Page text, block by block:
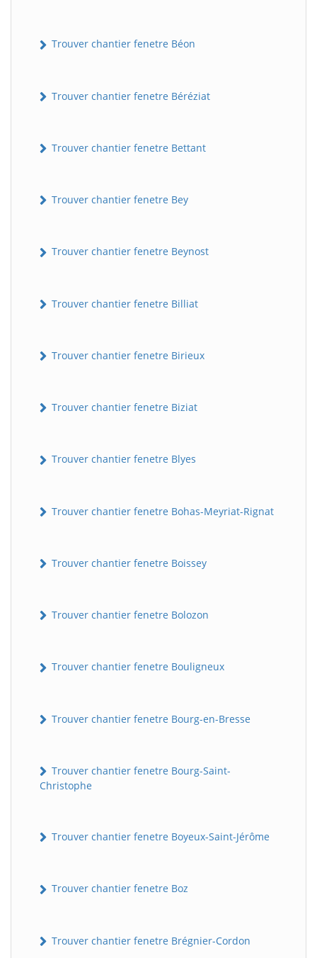
Trouver chantier fenetre Béon
Trouver chantier fenetre Béréziat
Trouver chantier fenetre Bettant
Trouver chantier fenetre Bey
Trouver chantier fenetre Beynost
Trouver chantier fenetre Billiat
Trouver chantier fenetre Birieux
Trouver chantier fenetre Biziat
Trouver chantier fenetre Blyes
Trouver chantier fenetre Bohas-Meyriat-Rignat
Trouver chantier fenetre Boissey
Trouver chantier fenetre Bolozon
Trouver chantier fenetre Bouligneux
Trouver chantier fenetre Bourg-en-Bresse
Trouver chantier fenetre Bourg-Saint-
Christophe
Trouver chantier fenetre Boyeux-Saint-Jérôme
Trouver chantier fenetre Boz
Trouver chantier fenetre Brégnier-Cordon